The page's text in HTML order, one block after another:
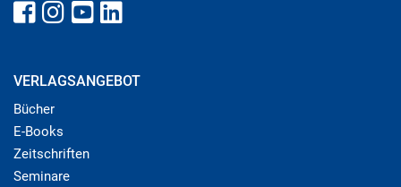
VERLAGSANGEBOT
Bücher
E-Books
Zeitschriften
Seminare